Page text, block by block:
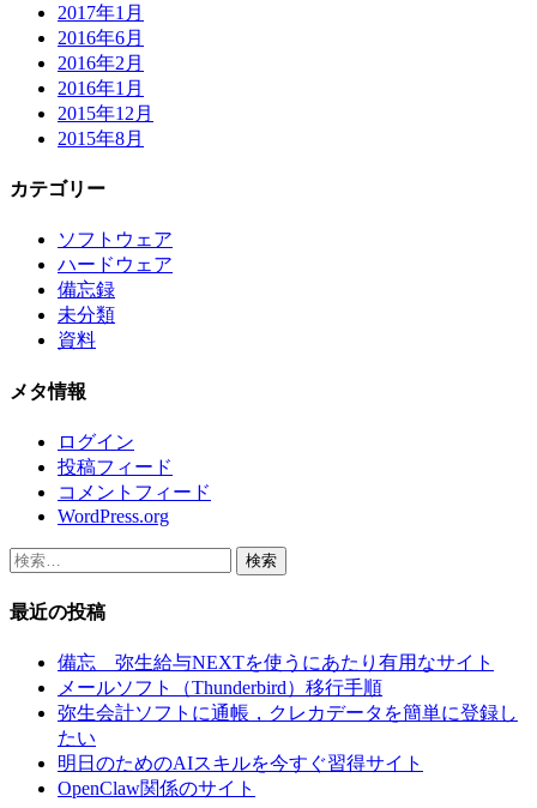
2017年1月
2016年6月
2016年2月
2016年1月
2015年12月
2015年8月
カテゴリー
ソフトウェア
ハードウェア
備忘録
未分類
資料
メタ情報
ログイン
投稿フィード
コメントフィード
WordPress.org
検
最近の投稿
備忘 弥生給与NEXTを使うにあたり有用なサイト
メールソフト（Thunderbird）移行手順
弥生会計ソフトに通帳，クレカデータを簡単に登録し
たい
明日のためのAIスキルを今すぐ習得サイト
OpenClaw関係のサイト